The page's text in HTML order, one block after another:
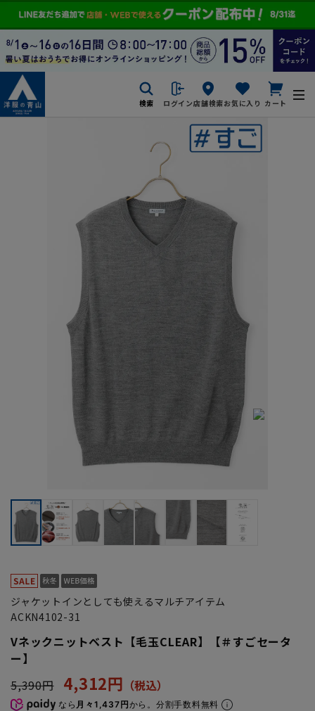
検索 ログイン店舗検索お気に入り カート
ジャケットインとしても使えるマルチアイテム
ACKN4102-31
Vネックニットベスト【毛玉CLEAR】【＃すごセータ
ー】
5,390円 4,312円
なら 月々1,437円から。分割手数料無料